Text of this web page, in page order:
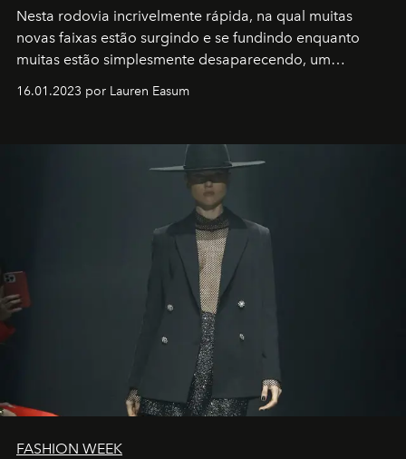
Nesta rodovia incrivelmente rápida, na qual muitas
novas faixas estão surgindo e se fundindo enquanto
muitas estão simplesmente desaparecendo, um
transportador AMTD abrindo caminho para muitos
por propósitos, com um claro senso de missão na vida e
16.01.2023 por Lauren Easum
FASHION WEEK